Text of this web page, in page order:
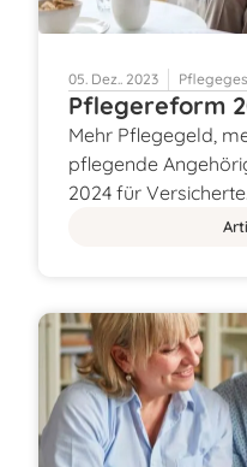
05. Dez.. 2023
Pflegereform
Mehr Pflegegeld,
pflegende
2024 für